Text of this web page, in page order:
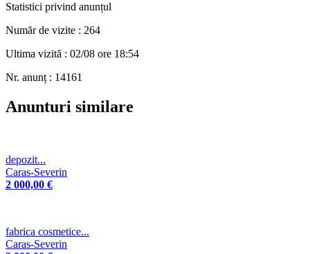
Statistici privind anunțul
Număr de vizite : 264
Ultima vizită : 02/08 ore 18:54
Nr. anunț : 14161
Anunturi similare
depozit...
Caras-Severin
2 000,00 €
fabrica cosmetice...
Caras-Severin